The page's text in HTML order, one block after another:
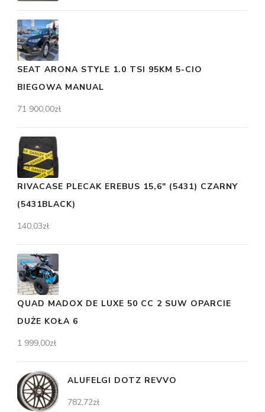
SEAT ARONA STYLE 1.0 TSI 95KM 5-CIO
BIEGOWA MANUAL
71 900,00zł
RIVACASE PLECAK EREBUS 15,6" (5431) CZARNY
(5431BLACK)
140,03zł
QUAD MADOX DE LUXE 50 CC 2 SUW OPARCIE
DUŻE KOŁA 6
1 999,00zł
ALUFELGI DOTZ REVVO
782,72zł